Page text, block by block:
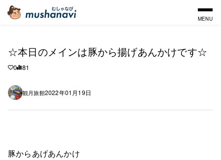
MENU
☆本日のメインは豚から揚げあんかけです☆
0 81
観月旅館2022年01月19日
豚からあげあんかけ